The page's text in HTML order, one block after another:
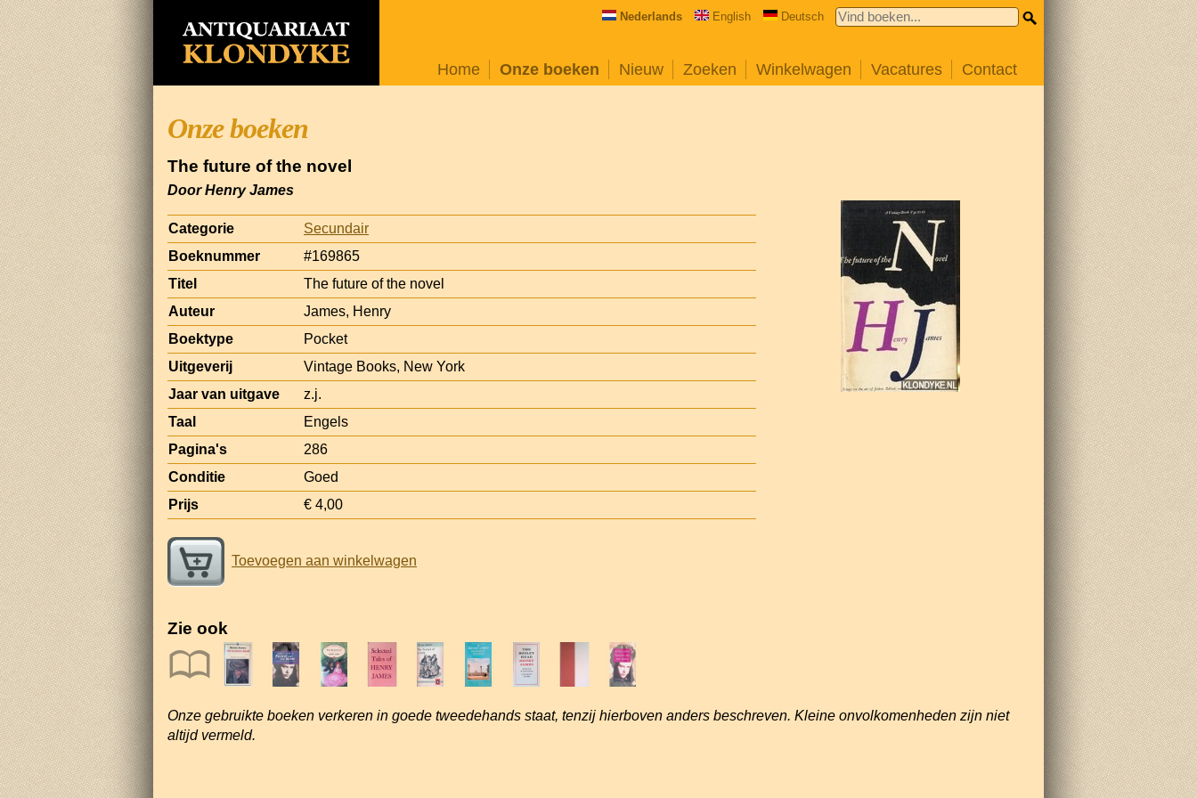
Nederlands English Deutsch
Home Onze boeken Nieuw Zoeken Winkelwagen Vacatures Contact
Onze boeken
The future of the novel
Door Henry James
Categorie
Secundair
Boeknummer
#169865
Titel
The future of the novel
Auteur
James, Henry
Boektype
Pocket
Uitgeverij
Vintage Books, New York
Jaar van uitgave
z.j.
Taal
Engels
Pagina's
286
Conditie
Goed
Prijs
€ 4,00
Toevoegen aan winkelwagen
Zie ook
Onze gebruikte boeken verkeren in goede tweedehands staat, tenzij hierboven anders beschreven. Kleine onvolkomenheden zijn niet
altijd vermeld.